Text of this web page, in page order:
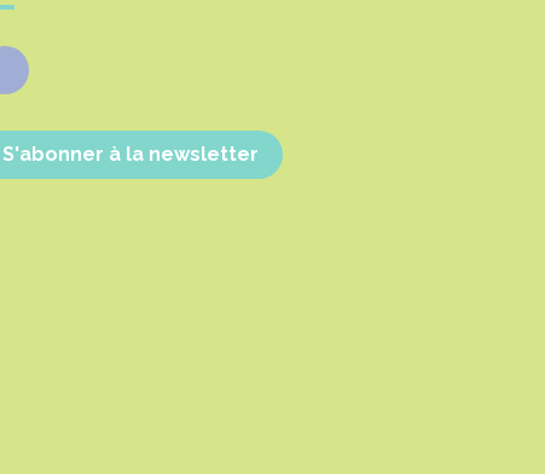
Facebook
S'abonner à la newsletter